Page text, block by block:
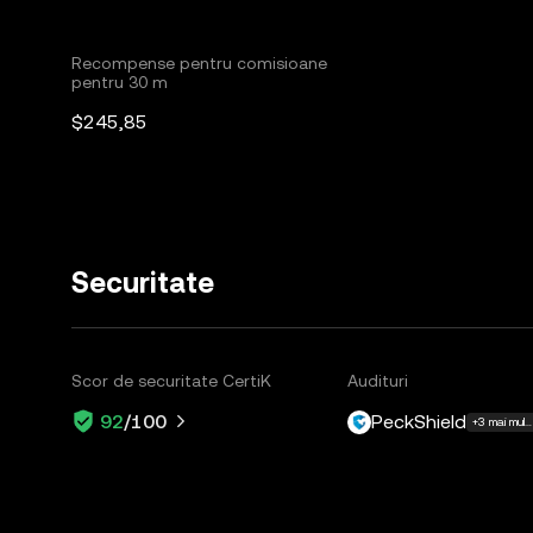
Recompense pentru comisioane
pentru 30 m
$245,85
Securitate
Scor de securitate CertiK
92/100
Audituri
PeckShield +3 mai multe